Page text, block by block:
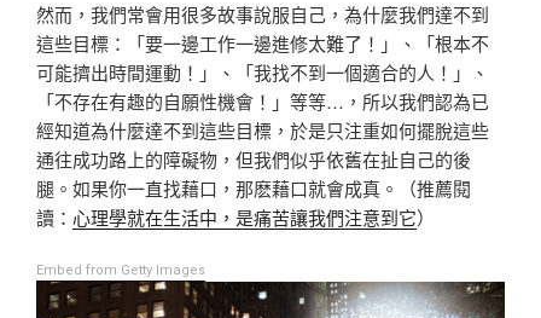
然而，我們常會用很多故事說服自己，為什麼我們達不到
這些目標：「要一邊工作一邊進修太難了！」、「根本不
可能擠出時間運動！」、「我找不到一個適合的人！」、
「不存在有趣的自願性機會！」等等…，所以我們認為已
經知道為什麼達不到這些目標，於是只注重如何擺脫這些
通往成功路上的障礙物，但我們似乎依舊在扯自己的後
腿。如果你一直找藉口，那麽藉口就會成真。（推薦閱
讀： 心理學就在生活中，是痛苦讓我們注意到它）
Embed from Getty Images